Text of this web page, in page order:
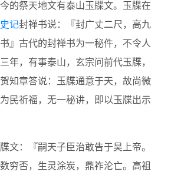
的祭天地文有泰山玉牒文。玉牒在
史记封禅书说：『封广丈二尺，高九
』古代的封禅书为一秘件，不令人
年，有事泰山，玄宗问前代玉牒，
知章答说：玉牒通意于天，故尚微
民祈福，无一秘讲，即以玉牒出示
文：『嗣天子臣治敢告于昊上帝。
穷否，生灵涂炭，鼎祚沦亡。高祖